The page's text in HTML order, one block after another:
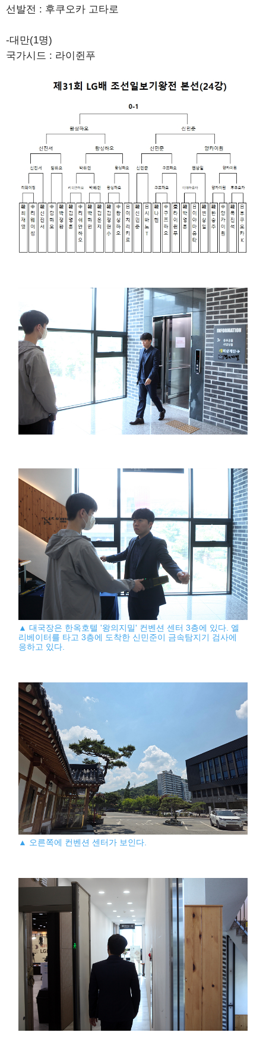
선발전 : 후쿠오카 고타로
-대만(1명)
국가시드 : 라이쥔푸
▲ 대국장은 한옥호텔 '왕의지밀' 컨벤션 센터 3층에 있다. 엘
리베이터를 타고 3층에 도착한 신민준이 금속탐지기 검사에
응하고 있다.
▲ 오른쪽에 컨벤션 센터가 보인다.